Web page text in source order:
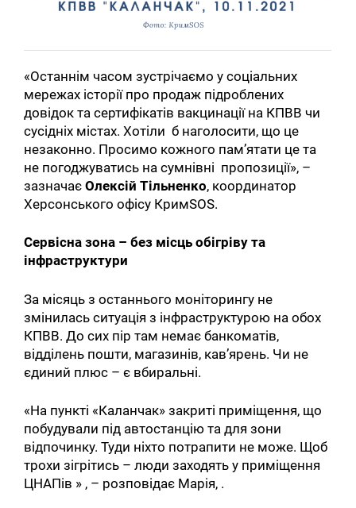
«Останнім часом зустрічаємо у соціальних
мережах історії про продаж підроблених
довідок та сертифікатів вакцинації на КПВВ чи
сусідніх містах. Хотіли б наголосити, що це
незаконно. Просимо кожного пам’ятати це та
не погоджуватись на сумнівні пропозиції», –
зазначаєОлексій Тільненко, координатор
Херсонського офісу КримSOS.
Сервісна зона – без місць обігріву та
інфраструктури
За місяць з останнього моніторингу не
змінилась ситуація з інфраструктурою на обох
КПВВ. До сих пір там немає банкоматів,
відділень пошти, магазинів, кав’ярень. Чи не
єдиний плюс – є вбиральні.
«На пункті «Каланчак» закриті приміщення, що
побудували під автостанцію та для зони
відпочинку. Туди ніхто потрапити не може. Щоб
трохи зігрітись – люди заходять у приміщення
ЦНАПів » , – розповідає Марія, .